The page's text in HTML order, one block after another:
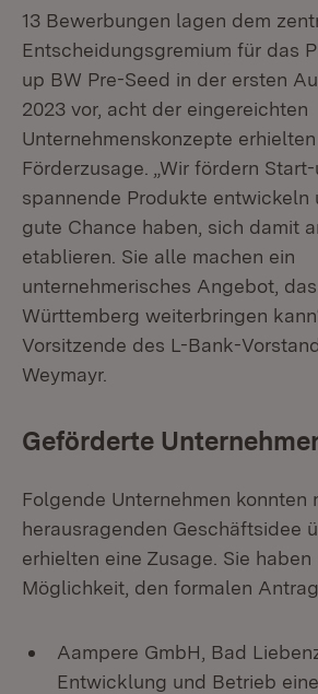
13 Bewerbungen lagen dem
Entscheidungsgremium für das
up BW Pre-Seed in der ersten
2023 vor, acht der eingereichten
Unternehmenskonzepte
Förderzusage. „Wir fördern
spannende Produkte entwickeln
gute Chance haben, sich damit
etablieren. Sie alle machen ein
unternehmerisches Angebot,
Württemberg weiterbringen
Vorsitzende des L-Bank-
Weymayr.
Geförderte
Folgende Unternehmen konnten
herausragenden Geschäftsidee
erhielten eine Zusage. Sie haben
Möglichkeit, den formalen
Aampere GmbH, Bad
Entwicklung und Betrieb